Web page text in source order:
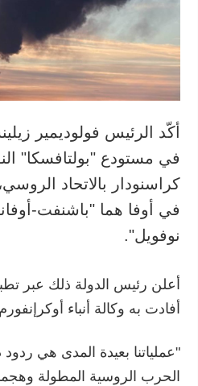
أكّد الرئيس فولوديمير
في مستودع "بولتافسكا"
كراسنودار بالاتحاد
في أوفا هما "باشنفت-
نوفويل".
أعلن رئيس الدولة ذلك عبر
أفادت به وكالة أنباء
"عملياتنا بعيدة المدى هي
الحرب الروسية المطولة